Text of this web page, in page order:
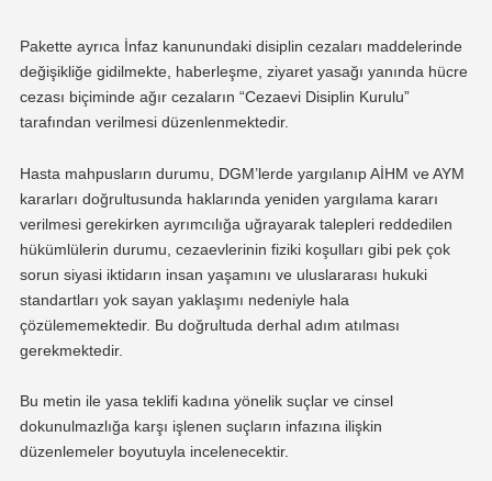
Pakette ayrıca İnfaz kanunundaki disiplin cezaları maddelerinde
değişikliğe gidilmekte, haberleşme, ziyaret yasağı yanında hücre
cezası biçiminde ağır cezaların “Cezaevi Disiplin Kurulu”
tarafından verilmesi düzenlenmektedir.
Hasta mahpusların durumu, DGM’lerde yargılanıp AİHM ve AYM
kararları doğrultusunda haklarında yeniden yargılama kararı
verilmesi gerekirken ayrımcılığa uğrayarak talepleri reddedilen
hükümlülerin durumu, cezaevlerinin fiziki koşulları gibi pek çok
sorun siyasi iktidarın insan yaşamını ve uluslararası hukuki
standartları yok sayan yaklaşımı nedeniyle hala
çözülememektedir. Bu doğrultuda derhal adım atılması
gerekmektedir.
Bu metin ile yasa teklifi kadına yönelik suçlar ve cinsel
dokunulmazlığa karşı işlenen suçların infazına ilişkin
düzenlemeler boyutuyla incelenecektir.